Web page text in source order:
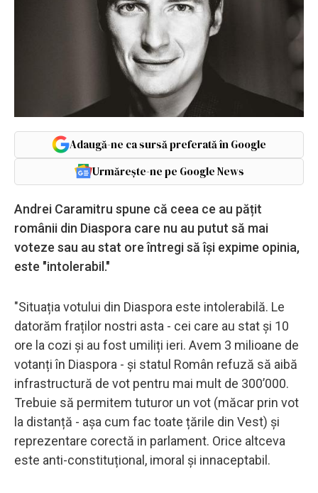
Adaugă-ne ca sursă preferată în Google
Urmărește-ne pe Google News
Andrei Caramitru spune că ceea ce au pățit
românii din Diaspora care nu au putut să mai
voteze sau au stat ore întregi să își expime opinia,
este "intolerabil."
"Situația votului din Diaspora este intolerabilă. Le
datorăm fraților nostri asta - cei care au stat și 10
ore la cozi și au fost umiliți ieri. Avem 3 milioane de
votanți în Diaspora - și statul Român refuză să aibă
infrastructură de vot pentru mai mult de 300’000.
Trebuie să permitem tuturor un vot (măcar prin vot
la distanță - așa cum fac toate țările din Vest) și
reprezentare corectă in parlament. Orice altceva
este anti-constituțional, imoral și innaceptabil.